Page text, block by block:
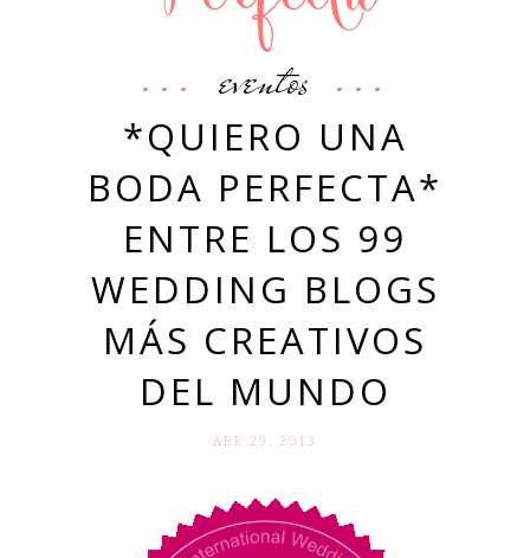
eventos
*QUIERO UNA
BODA PERFECTA*
ENTRE LOS 99
WEDDING BLOGS
MÁS CREATIVOS
DEL MUNDO
ABR 29. 2013